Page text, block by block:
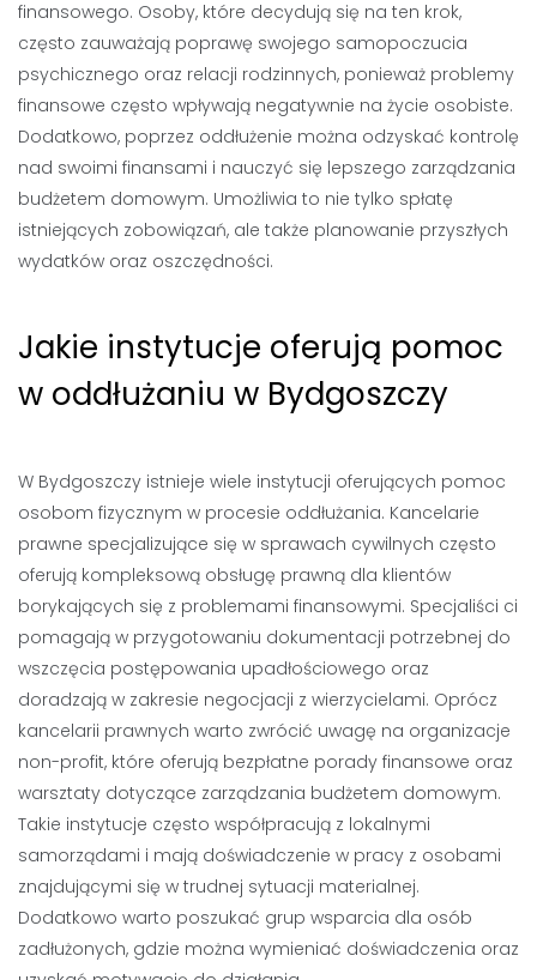
finansowego. Osoby, które decydują się na ten krok,
często zauważają poprawę swojego samopoczucia
psychicznego oraz relacji rodzinnych, ponieważ problemy
finansowe często wpływają negatywnie na życie osobiste.
Dodatkowo, poprzez oddłużenie można odzyskać kontrolę
nad swoimi finansami i nauczyć się lepszego zarządzania
budżetem domowym. Umożliwia to nie tylko spłatę
istniejących zobowiązań, ale także planowanie przyszłych
wydatków oraz oszczędności.
Jakie instytucje oferują pomoc
w oddłużaniu w Bydgoszczy
W Bydgoszczy istnieje wiele instytucji oferujących pomoc
osobom fizycznym w procesie oddłużania. Kancelarie
prawne specjalizujące się w sprawach cywilnych często
oferują kompleksową obsługę prawną dla klientów
borykających się z problemami finansowymi. Specjaliści ci
pomagają w przygotowaniu dokumentacji potrzebnej do
wszczęcia postępowania upadłościowego oraz
doradzają w zakresie negocjacji z wierzycielami. Oprócz
kancelarii prawnych warto zwrócić uwagę na organizacje
non-profit, które oferują bezpłatne porady finansowe oraz
warsztaty dotyczące zarządzania budżetem domowym.
Takie instytucje często współpracują z lokalnymi
samorządami i mają doświadczenie w pracy z osobami
znajdującymi się w trudnej sytuacji materialnej.
Dodatkowo warto poszukać grup wsparcia dla osób
zadłużonych, gdzie można wymieniać doświadczenia oraz